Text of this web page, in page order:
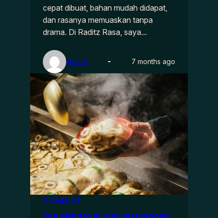
cepat dibuat, bahan mudah didapat,
dan rasanya memuaskan tanpa
drama. Di Raditz Rasa, saya…
wcbl2 7 months ago
Category 1
Petualangan Kuliner Internasional: